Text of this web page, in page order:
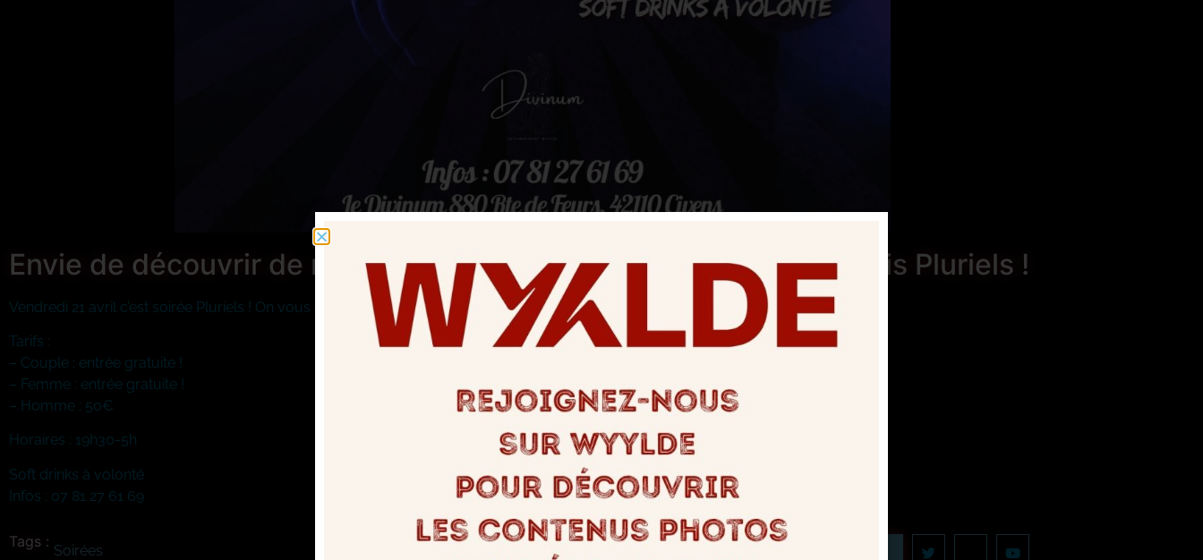
Envie de découvrir de nouvelles sensations ? Testez les Vendredis Pluriels !
Vendredi 21 avril c’est soirée Pluriels ! On vous attend nombreux(ses) !
Tarifs :
– Couple : entrée gratuite !
– Femme : entrée gratuite !
– Homme : 50€
Horaires : 19h30-5h
Soft drinks à volonté
Infos : 07 81 27 61 69
Tags : Soirées
Partagez ça sur :